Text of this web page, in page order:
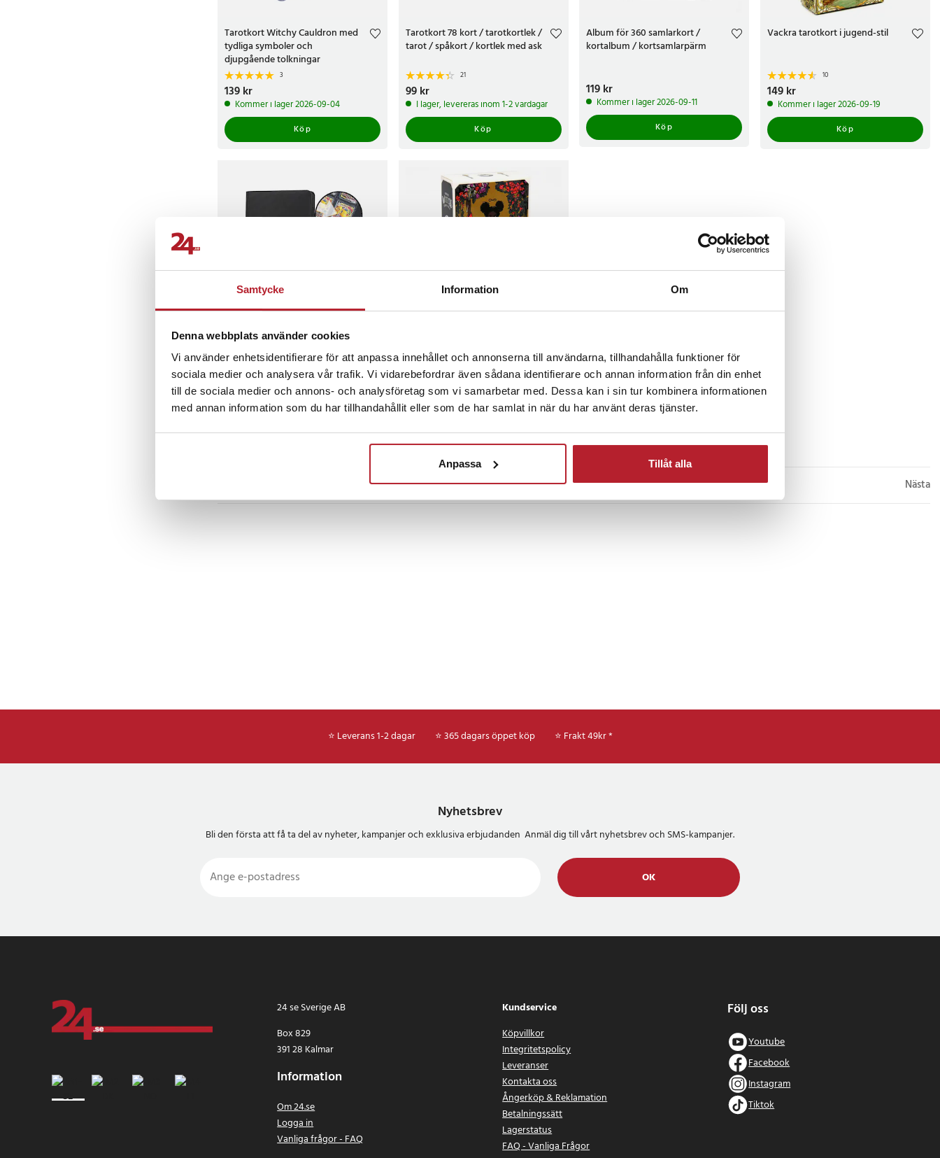
Samtycke Information Om
Denna webbplats använder cookies
Vi använder enhetsidentifierare för att anpassa innehållet och annonserna till användarna, tillhandahålla funktioner för
sociala medier och analysera vår trafik. Vi vidarebefordrar även sådana identifierare och annan information från din enhet
till de sociala medier och annons- och analysföretag som vi samarbetar med. Dessa kan i sin tur kombinera informationen
med annan information som du har tillhandahållit eller som de har samlat in när du har använt deras tjänster.
Anpassa Tillåt alla
Tarotkort Witchy Cauldron med
tydliga symboler och
djupgående tolkningar
3
Pris :139 kr
139 kr
Kommer i lager 2026-09-04
Köp
Tarotkort 78 kort / tarotkortlek /
tarot / spåkort / kortlek med ask
21
Pris:99 kr
99 kr
I lager, levereras inom 1-2 vardagar
Köp
Album för 360 samlarkort /
kortalbum / kortsamlarpärm
Pris :119 kr
119 kr
Kommer i lager 2026-09-11
Köp
Vackra tarotkort i jugend-stil
10
Pris:149 kr
149 kr
Kommer i lager 2026-09-19
Köp
Album för 288 samlarkort /
kortalbum / kortsamlarpärm
Pris:269 kr
269 kr
Kommer i lager 2026-09-11
Köp
illustrationer
1
Pris: 119 kr
119 kr
I lager, levereras inom 1-2 vardagar
Köp
1 Nästa
⭐ Leverans 1-2 dagar ⭐ 365 dagars öppet köp ⭐ Frakt 49kr *
Nyhetsbrev
Bli den första att få ta del av nyheter, kampanjer och exklusiva erbjudanden Anmäl dig till vårt nyhetsbrev och SMS-kampanjer.
OK
24 se Sverige AB
Box 829
391 28 Kalmar
Information
Om 24.se
Logga in
Vanliga frågor - FAQ
Kundservice
Köpvillkor
Integritetspolicy
Leveranser
Kontakta oss
Ångerköp & Reklamation
Betalningssätt
Lagerstatus
FAQ - Vanliga Frågor
Följ oss
Youtube
Facebook
Instagram
Tiktok